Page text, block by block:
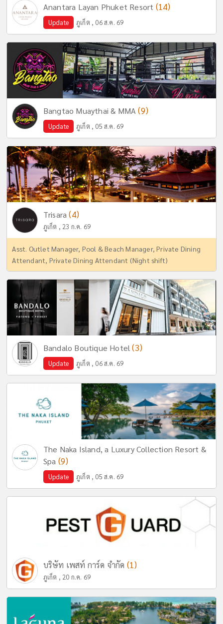
Anantara Layan Phuket Resort (14)
Update ภูเก็ต , 06 ส.ค. 69
Bangtao Muaythai & MMA(9)
Update ภูเก็ต , 05 ส.ค. 69
Trisara(4)
ภูเก็ต , 23 ก.ค. 69
Asst. Outlet Manager, Pool & Beach Manager, Private Dining
Attendant, Private Dining Attendant (Night shift)
Bandalo Boutique Hotel(3)
Update ภูเก็ต , 06 ส.ค. 69
The Naka Island, a Luxury Collection Resort &
Spa (9)
Update ภูเก็ต , 05 ส.ค. 69
บริษัท เพสท์ การ์ด จำกัด (1)
ภูเก็ต , 20 ก.ค. 69